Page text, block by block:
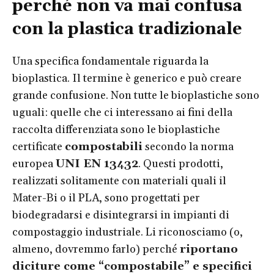
perché non va mai confusa
con la plastica tradizionale
Una specifica fondamentale riguarda la
bioplastica. Il termine è generico e può creare
grande confusione. Non tutte le bioplastiche sono
uguali: quelle che ci interessano ai fini della
raccolta differenziata sono le bioplastiche
certificate compostabilisecondo la norma
europeaUNI EN 13432. Questi prodotti,
realizzati solitamente con materiali quali il
Mater-Bi o il PLA, sono progettati per
biodegradarsi e disintegrarsi in impianti di
compostaggio industriale. Li riconosciamo (o,
almeno, dovremmo farlo) perché riportano
diciture come “compostabile” e specifici